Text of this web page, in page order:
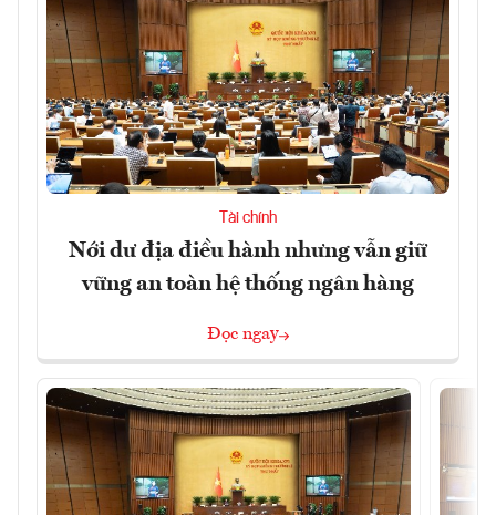
Tài chính
Nới dư địa điều hành nhưng vẫn giữ
vững an toàn hệ thống ngân hàng
Đọc ngay